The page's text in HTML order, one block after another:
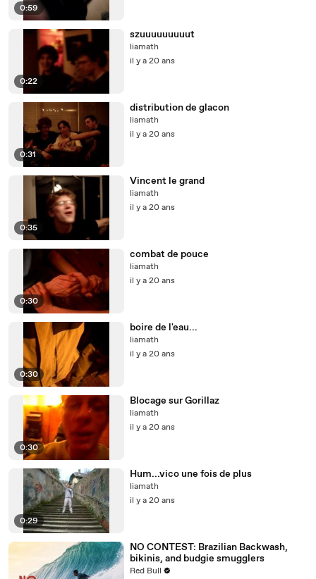
0:59
0:22
szuuuuuuuuut
liamath
il y a 20 ans
0:31
distribution de glacon
liamath
il y a 20 ans
0:35
Vincent le grand
liamath
il y a 20 ans
0:30
combat de pouce
liamath
il y a 20 ans
0:30
boire de l'eau...
liamath
il y a 20 ans
0:30
Blocage sur Gorillaz
liamath
il y a 20 ans
0:29
Hum...vico une fois de plus
liamath
il y a 20 ans
NO CONTEST: Brazilian Backwash,
bikinis, and budgie smugglers
Red Bull